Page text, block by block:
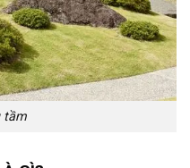
tầm